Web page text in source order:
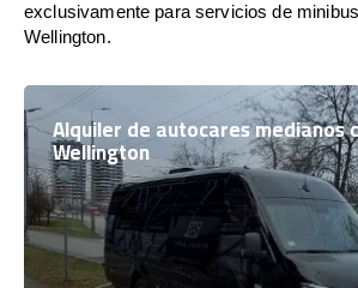
exclusivamente para servicios de
Wellington.
Alquiler de autocares medianos
Wellington